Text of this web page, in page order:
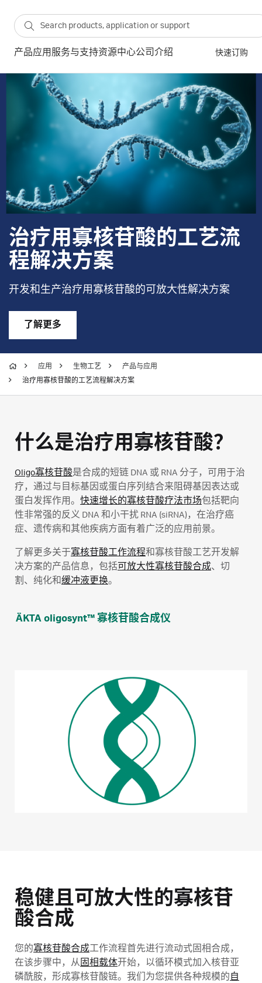
产品应用 服务与支持资源中心公司介绍 快速订购
治疗用寡核苷酸的工艺流
程解决方案
开发和生产治疗用寡核苷酸的可放大性解决方案
了解更多
应用 生物工艺
产品与应用
治疗用寡核苷酸的工艺流程解决方案
什么是治疗用寡核苷酸？
Oligo寡核苷酸是合成的短链 DNA 或 RNA 分子，可用于治
疗，通过与目标基因或蛋白序列结合来阻碍基因表达或
蛋白发挥作用。 快速增长的寡核苷酸疗法市场包括靶向
性非常强的反义 DNA 和小干扰 RNA (siRNA)，在治疗癌
症、遗传病和其他疾病方面有着广泛的应用前景。
了解更多关于寡核苷酸工作流程和寡核苷酸工艺开发解
决方案的产品信息，包括可放大性寡核苷酸合成、切
割、纯化和缓冲液更换。
ÄKTA oligosynt™ 寡核苷酸合成仪
稳健且可放大性的寡核苷
酸合成
您的寡核苷酸合成工作流程首先进行流动式固相合成，
在该步骤中，从固相载体开始，以循环模式加入核苷亚
磷酰胺，形成寡核苷酸链。我们为您提供各种规模的 自